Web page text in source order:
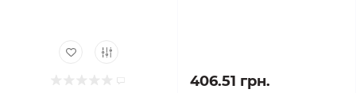
406.51 грн.